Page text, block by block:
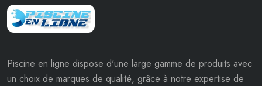
Piscine en ligne dispose d'une large gamme de produits avec
un choix de marques de qualité, grâce à notre expertise de